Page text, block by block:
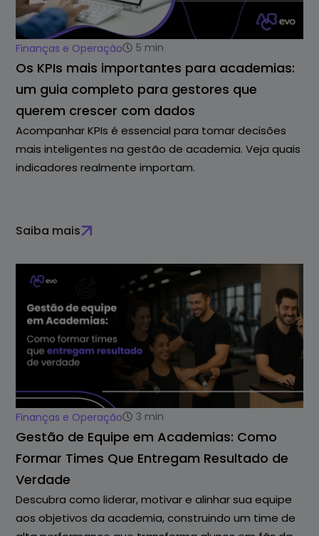
Finanças e Operação 5 min
Os KPIs mais importantes para academias:
um guia completo para gestores que
querem crescer com dados
Acompanhar KPIs é essencial para tomar decisões
mais inteligentes na gestão de academia. Veja quais
indicadores realmente importam.
Saiba mais
Finanças e Operação 3 min
Gestão de Equipe em Academias: Como
Formar Times Que Entregam Resultado de
Verdade
Descubra como liderar, motivar e alinhar sua equipe
aos objetivos da academia, construindo um time de